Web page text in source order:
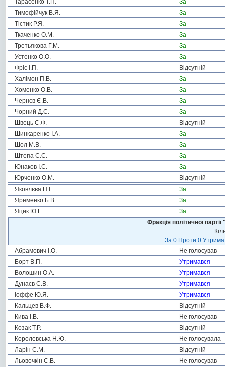
Тарасенко Т.П.
За
Тимофійчук В.Я.
За
Тістик Р.Я.
За
Ткаченко О.М.
За
Третьякова Г.М.
За
Устенко О.О.
За
Фріс І.П.
Відсутній
Халімон П.В.
За
Хоменко О.В.
За
Чернєв Є.В.
За
Чорний Д.С.
За
Швець С.Ф.
Відсутній
Шинкаренко І.А.
За
Шол М.В.
За
Штепа С.С.
За
Юнаков І.С.
За
Юрченко О.М.
Відсутній
Яковлєва Н.І.
За
Яременко Б.В.
За
Яцик Ю.Г.
За
Фракція політичної
За:0 Проти:0
Абрамович І.О.
Не голосував
Борт В.П.
Утримався
Волошин О.А.
Утримався
Дунаєв С.В.
Утримався
Іоффе Ю.Я.
Утримався
Кальцев В.Ф.
Відсутній
Кива І.В.
Не голосував
Козак Т.Р.
Відсутній
Королевська Н.Ю.
Не голосувала
Ларін С.М.
Відсутній
Льовочкін С.В.
Не голосував